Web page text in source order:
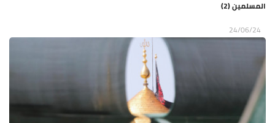
المسلمين (2)
24/06/24